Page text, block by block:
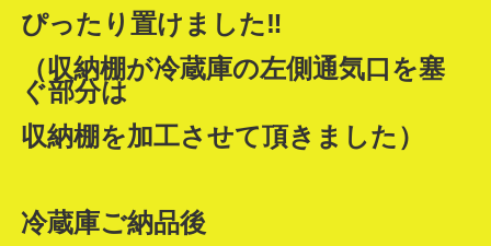
ぴったり置けました‼
（収納棚が冷蔵庫の左側通気口を塞
ぐ部分は
収納棚を加工させて頂きました）
冷蔵庫ご納品後